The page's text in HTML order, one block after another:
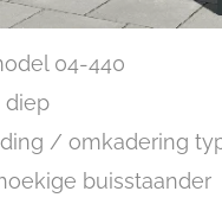
04-440
diep
/ omkadering
buisstaander